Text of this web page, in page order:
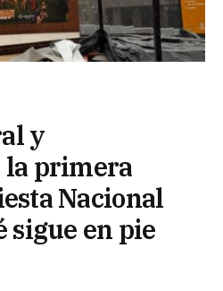
y
la primera
Nacional
sigue en pie